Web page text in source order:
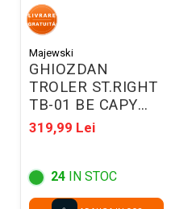
Majewski
GHIOZDAN
TROLER ST.RIGHT
TB-01 BE CAPY
300776
319,99 Lei
24 IN STOC